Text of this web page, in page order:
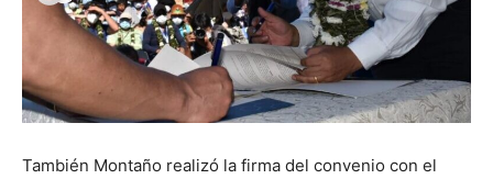
También Montaño realizó la firma del convenio con el